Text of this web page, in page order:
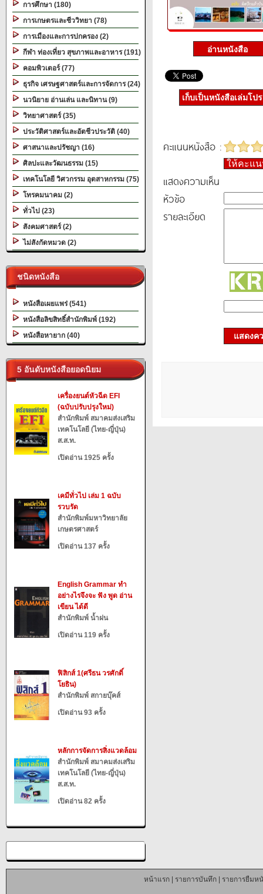
การศึกษา (180)
การเกษตรและชีววิทยา (78)
การเมืองและการปกครอง (2)
กีฬา ท่องเที่ยว สุขภาพและอาหาร (191)
คอมพิวเตอร์ (77)
ธุรกิจ เศรษฐศาสตร์และการจัดการ (24)
นวนิยาย อ่านเล่น และนิทาน (9)
วิทยาศาสตร์ (35)
ประวัติศาสตร์และอัตชีวประวัติ (40)
ศาสนาและปรัชญา (16)
ศิลปะและวัฒนธรรม (15)
เทคโนโลยี วิศวกรรม อุตสาหกรรม (75)
โทรคมนาคม (2)
ทั่วไป (23)
สังคมศาสตร์ (2)
ไม่สังกัดหมวด (2)
ชนิดหนังสือ
หนังสือเผยแพร่ (541)
หนังสือลิขสิทธิ์สำนักพิมพ์ (192)
หนังสือหายาก (40)
5 อันดับหนังสือยอดนิยม
เครื่องยนต์หัวฉีด EFI
(ฉบับปรับปรุงใหม่)
สำนักพิมพ์ สมาคมส่งเสริม
เทคโนโลยี (ไทย-ญี่ปุ่น)
ส.ส.ท.
เปิดอ่าน 1925 ครั้ง
เคมีทั่วไป เล่ม 1 ฉบับ
รวบรัด
สำนักพิมพ์มหาวิทยาลัย
เกษตรศาสตร์
เปิดอ่าน 137 ครั้ง
English Grammar ทำ
อย่างไรจึงจะ ฟัง พูด อ่าน
เขียน ได้ดี
สำนักพิมพ์ น้ำฝน
เปิดอ่าน 119 ครั้ง
ฟิสิกส์ 1(ศรีธน วรศักดิ์
โยธิน)
สำนักพิมพ์ สกายบุ๊คส์
เปิดอ่าน 93 ครั้ง
หลักการจัดการสิ่งแวดล้อม
สำนักพิมพ์ สมาคมส่งเสริม
เทคโนโลยี (ไทย-ญี่ปุ่น)
ส.ส.ท.
เปิดอ่าน 82 ครั้ง
เก็บเป็นหนังสือเล่มโป
คะแนนหนังสือ :
ให้คะแ
แสดงความเห็น
หัวข้อ
รายละเอียด
แสดงค
หน้าแรก| รายการบันทึก| รายการยืมห